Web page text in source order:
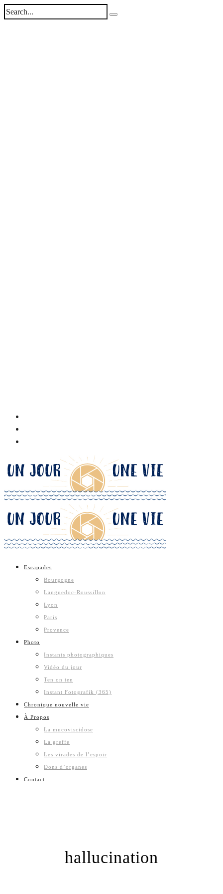
Escapades
Bourgogne
Languedoc-Roussillon
Lyon
Paris
Provence
Photo
Instants photographiques
Vidéo du jour
Ten on ten
Instant Fotografik (365)
Chronique nouvelle vie
À Propos
La mucoviscidose
La greffe
Les virades de l’espoir
Dons d’organes
Contact
hallucination